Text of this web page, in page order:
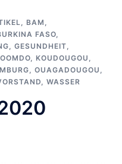
, BAM ,
FASO,
, GESUNDHEIT,
, KOUDOUGOU ,
, OUAGADOUGOU ,
, WASSER